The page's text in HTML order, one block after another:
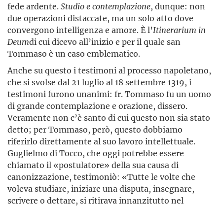
fede ardente.Studio e contemplazione, dunque: non
due operazioni distaccate, ma un solo atto dove
convergono intelligenza e amore. È l’Itinerarium in
Deumdi cui dicevo all’inizio e per il quale san
Tommaso è un caso emblematico.
Anche su questo i testimoni al processo napoletano,
che si svolse dal 21 luglio al 18 settembre 1319, i
testimoni furono unanimi: fr. Tommaso fu un uomo
di grande contemplazione e orazione, dissero.
Veramente non c’è santo di cui questo non sia stato
detto; per Tommaso, però, questo dobbiamo
riferirlo direttamente al suo lavoro intellettuale.
Guglielmo di Tocco, che oggi potrebbe essere
chiamato il «postulatore» della sua causa di
canonizzazione, testimoniò: «Tutte le volte che
voleva studiare, iniziare una disputa, insegnare,
scrivere o dettare, si ritirava innanzitutto nel